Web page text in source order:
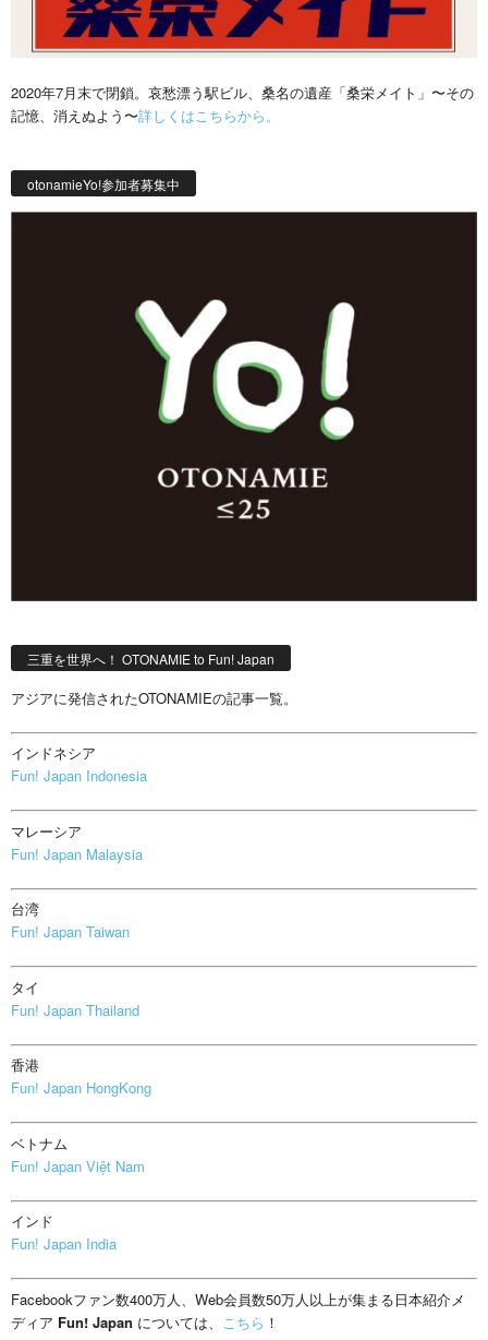
2020年7月末で閉鎖。哀愁漂う駅ビル、桑名の遺産「桑栄メイト」〜その
記憶、消えぬよう〜詳しくはこちらから。
otonamieYo!参加者募集中
三重を世界へ！ OTONAMIE to Fun! Japan
アジアに発信されたOTONAMIEの記事一覧。
インドネシア
Fun! Japan Indonesia
マレーシア
Fun! Japan Malaysia
台湾
Fun! Japan Taiwan
タイ
Fun! Japan Thailand
香港
Fun! Japan HongKong
ベトナム
Fun! Japan Việt Nam
インド
Fun! Japan India
Facebookファン数400万人、Web会員数50万人以上が集まる日本紹介メ
ディア Fun! Japan については、 こちら ！